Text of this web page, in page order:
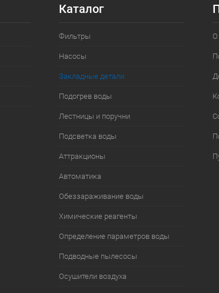
Каталог
Фильтры
Насосы
Закладные детали
Подогрев воды
Лестницы и поручни
Подсветка воды
Аттракционы
Автоматика
Обеззараживание воды
Химические реагенты
Определение параметров воды
Подводные пылесосы
Осушители воздуха
О